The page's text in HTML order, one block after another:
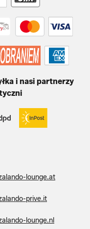
i nasi partnerzy
lounge.at
prive.it
lounge.nl